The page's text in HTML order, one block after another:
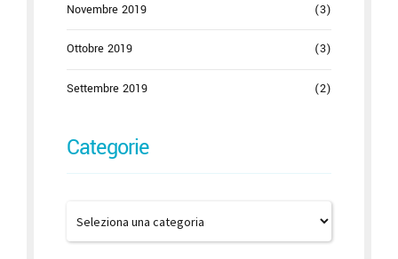
Novembre 2019 (3)
Ottobre 2019 (3)
Settembre 2019 (2)
Categorie